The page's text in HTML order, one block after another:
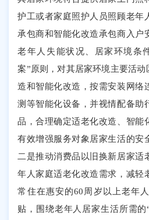
护工或者家庭照护人员照顾老年
承包商和智能化改造承包商入户
老年人失能状况、居家环境条
案”原则，对其居家环境主要活
造和智能化改造，按需安装网络
测等智能化设备，并视情配备助
品，合理确定适老化改造、智能
有效增强服务对象居家生活的安
二是推动消费品以旧换新居家适
年人家庭适老化改造需求，减轻
常住在惠安的60周岁以上老年
贴，围绕老年人居家生活所需